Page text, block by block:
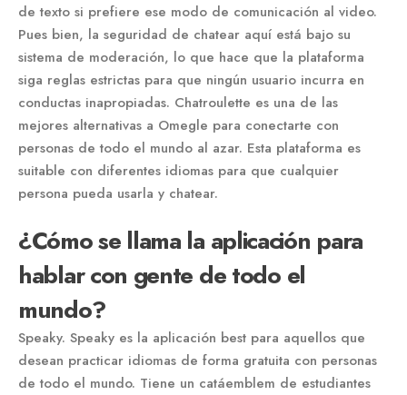
de texto si prefiere ese modo de comunicación al video.
Pues bien, la seguridad de chatear aquí está bajo su
sistema de moderación, lo que hace que la plataforma
siga reglas estrictas para que ningún usuario incurra en
conductas inapropiadas. Chatroulette es una de las
mejores alternativas a Omegle para conectarte con
personas de todo el mundo al azar. Esta plataforma es
suitable con diferentes idiomas para que cualquier
persona pueda usarla y chatear.
¿Cómo se llama la aplicación para
hablar con gente de todo el
mundo?
Speaky. Speaky es la aplicación best para aquellos que
desean practicar idiomas de forma gratuita con personas
de todo el mundo. Tiene un catáemblem de estudiantes